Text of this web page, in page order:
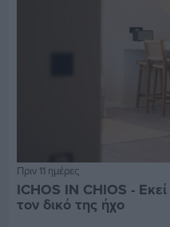
Πριν 11 ημέρες
ICHOS IN CHIOS -
τον δικό της ήχο